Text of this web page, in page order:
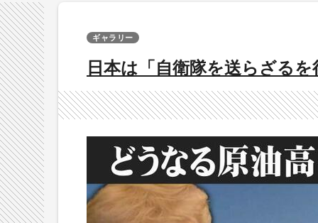
日本は「自衛隊を送らざる
ギャラリー